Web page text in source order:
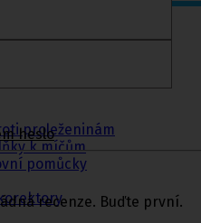
proleženinám
k míčům
pomůcky
heslo
recenze. Buďte první.